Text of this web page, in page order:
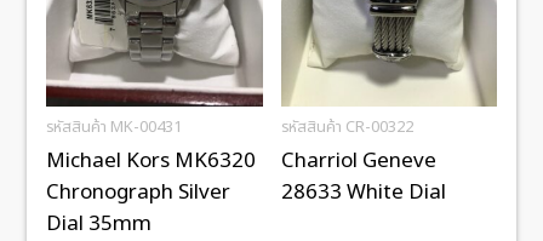
รหัสสินค้า MK-00431
Michael Kors MK6320
Chronograph Silver
Dial 35mm
รหัสสินค้า CR-00322
Charriol Geneve
28633 White Dial